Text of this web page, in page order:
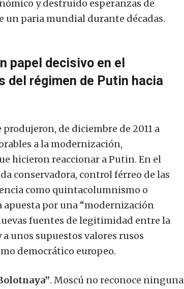
y destruido esperanzas de
un paria mundial durante décadas.
papel decisivo en el
del régimen de Putin hacia
de diciembre de 2011 a
a la modernización,
hicieron reaccionar a Putin. En el
conservadora, control férreo de las
como quintacolumnismo o
por una “modernización
fuentes de legitimidad entre la
unos supuestos valores rusos
democrático europeo.
. Moscú no reconoce ninguna